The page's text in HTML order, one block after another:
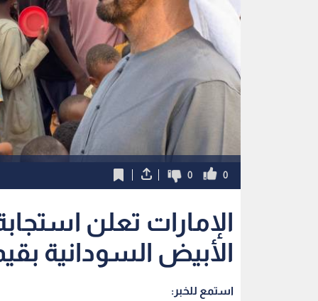
0
0
الإمارات تعلن
الأبيض السودانية بقيمة 30 مليون
استمع للخبر: